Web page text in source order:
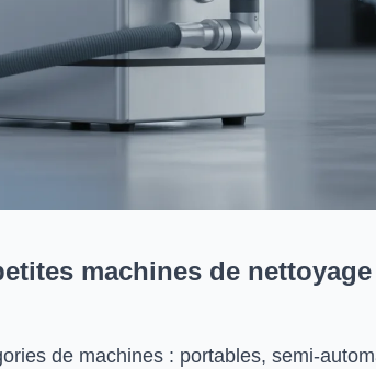
machines de nettoyage
de machines : portables, semi-